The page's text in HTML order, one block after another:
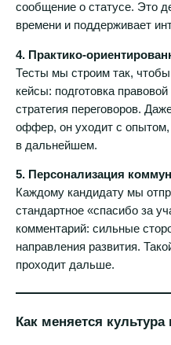
сообщение о статусе. Это
времени и поддерживает
4. Практико-
Тесты мы строим так,
кейсы: подготовка
стратегия переговоров.
оффер, он уходит с
в дальнейшем.
5. Персонализация
Каждому кандидату мы
стандартное «спасибо за
комментарий: сильные
направления развития.
проходит дальше.
Как меняется